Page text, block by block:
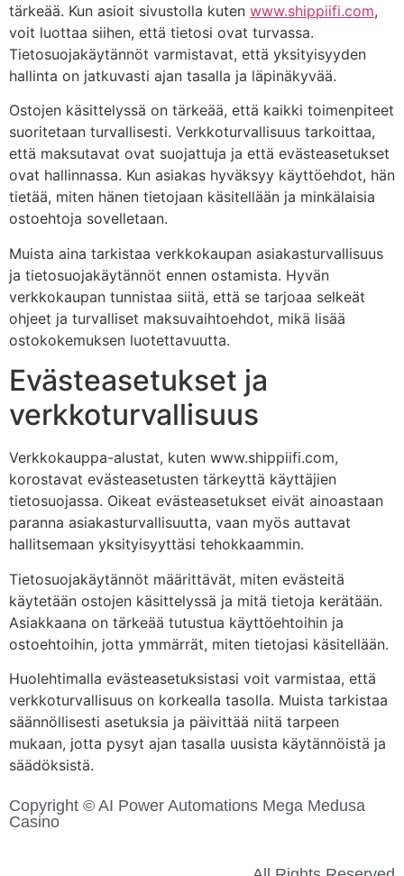
tärkeää. Kun asioit sivustolla kuten www.shippiifi.com,
voit luottaa siihen, että tietosi ovat turvassa.
Tietosuojakäytännöt varmistavat, että yksityisyyden
hallinta on jatkuvasti ajan tasalla ja läpinäkyvää.
Ostojen käsittelyssä on tärkeää, että kaikki toimenpiteet
suoritetaan turvallisesti. Verkkoturvallisuus tarkoittaa,
että maksutavat ovat suojattuja ja että evästeasetukset
ovat hallinnassa. Kun asiakas hyväksyy käyttöehdot, hän
tietää, miten hänen tietojaan käsitellään ja minkälaisia
ostoehtoja sovelletaan.
Muista aina tarkistaa verkkokaupan asiakasturvallisuus
ja tietosuojakäytännöt ennen ostamista. Hyvän
verkkokaupan tunnistaa siitä, että se tarjoaa selkeät
ohjeet ja turvalliset maksuvaihtoehdot, mikä lisää
ostokokemuksen luotettavuutta.
Evästeasetukset ja
verkkoturvallisuus
Verkkokauppa-alustat, kuten www.shippiifi.com,
korostavat evästeasetusten tärkeyttä käyttäjien
tietosuojassa. Oikeat evästeasetukset eivät ainoastaan
paranna asiakasturvallisuutta, vaan myös auttavat
hallitsemaan yksityisyyttäsi tehokkaammin.
Tietosuojakäytännöt määrittävät, miten evästeitä
käytetään ostojen käsittelyssä ja mitä tietoja kerätään.
Asiakkaana on tärkeää tutustua käyttöehtoihin ja
ostoehtoihin, jotta ymmärrät, miten tietojasi käsitellään.
Huolehtimalla evästeasetuksistasi voit varmistaa, että
verkkoturvallisuus on korkealla tasolla. Muista tarkistaa
säännöllisesti asetuksia ja päivittää niitä tarpeen
mukaan, jotta pysyt ajan tasalla uusista käytännöistä ja
säädöksistä.
Copyright © AI Power Automations Mega Medusa
Casino